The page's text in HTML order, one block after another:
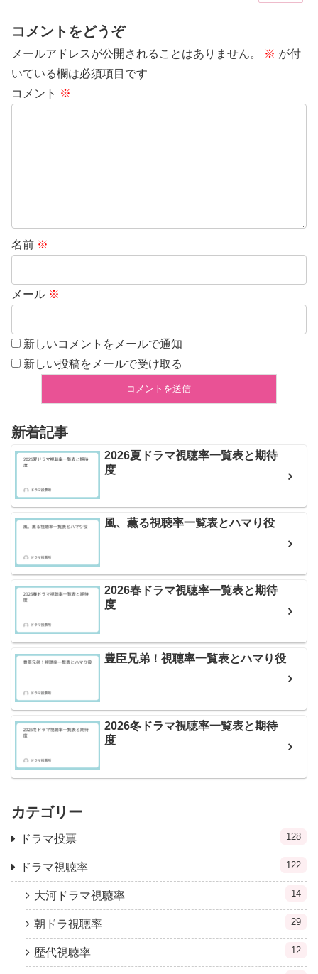
コメントをどうぞ
メールアドレスが公開されることはありません。 ※ が付
いている欄は必須項目です
コメント ※
名前 ※
メール ※
新しいコメントをメールで通知
新しい投稿をメールで受け取る
新着記事
2026夏ドラマ視聴率一覧表と期待
度
風、薫る視聴率一覧表とハマり役
2026春ドラマ視聴率一覧表と期待
度
豊臣兄弟！視聴率一覧表とハマり役
2026冬ドラマ視聴率一覧表と期待
度
カテゴリー
ドラマ投票 128
ドラマ視聴率 122
大河ドラマ視聴率 14
朝ドラ視聴率 29
歴代視聴率 12